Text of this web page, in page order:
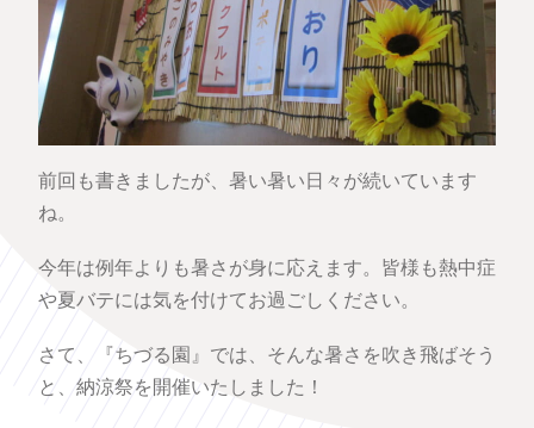
前回も書きましたが、暑い暑い日々が続いています
ね。
今年は例年よりも暑さが身に応えます。皆様も熱中症
や夏バテには気を付けてお過ごしください。
さて、『ちづる園』では、そんな暑さを吹き飛ばそう
と、納涼祭を開催いたしました！